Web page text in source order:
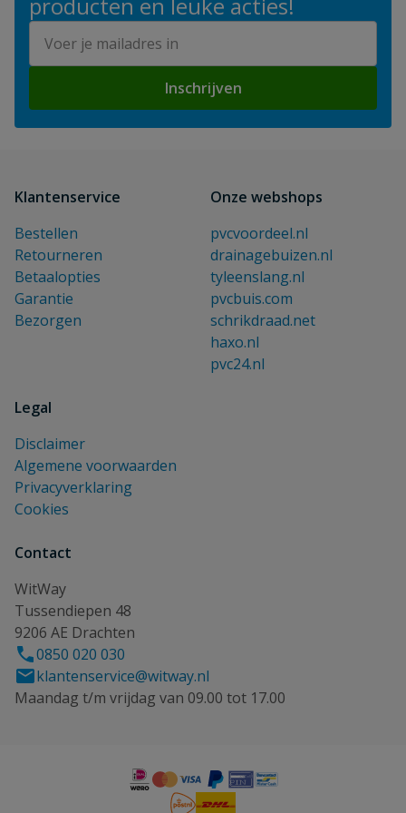
Inschrijven
Klantenservice
Bestellen
Retourneren
Betaalopties
Garantie
Bezorgen
Onze webshops
pvcvoordeel.nl
drainagebuizen.nl
tyleenslang.nl
pvcbuis.com
schrikdraad.net
haxo.nl
pvc24.nl
Legal
Disclaimer
Algemene voorwaarden
Privacyverklaring
Cookies
Contact
WitWay
Tussendiepen 48
9206 AE Drachten
0850 020 030
klantenservice@witway.nl
Maandag t/m vrijdag van 09.00 tot 17.00